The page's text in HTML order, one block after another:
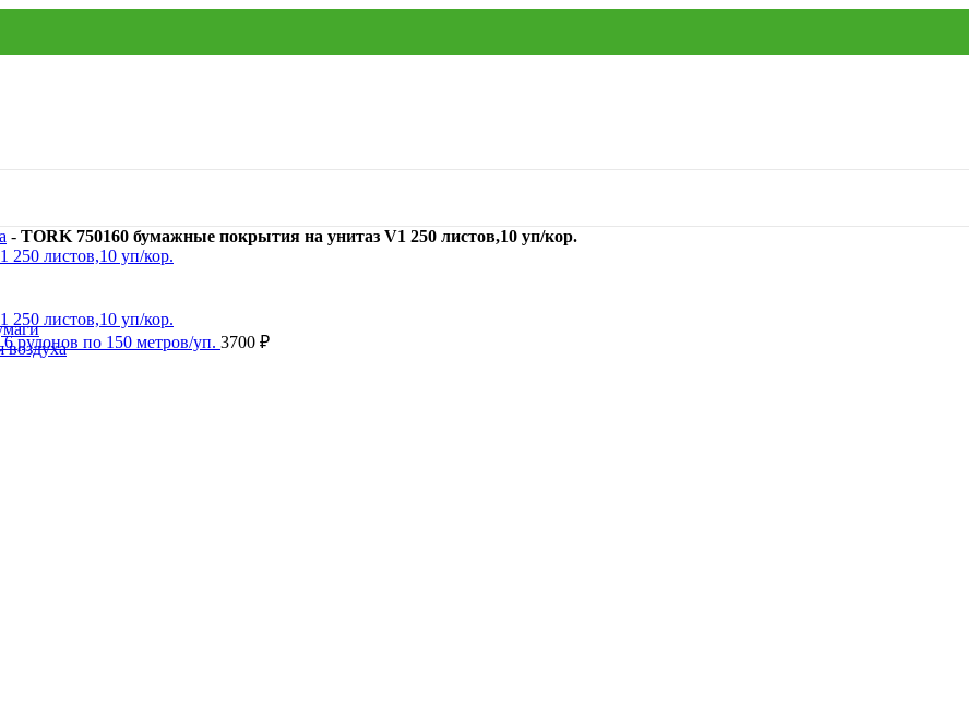
воздуха
- TORK 750160 бумажные покрытия на унитаз V1 250 листов,10 уп/кор.
рулонов по 150 метров/уп. 3700 ₽